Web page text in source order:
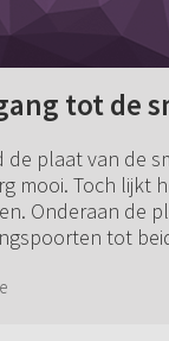
tot de
de plaat van de
mooi. Toch lijkt
Onderaan de
tot